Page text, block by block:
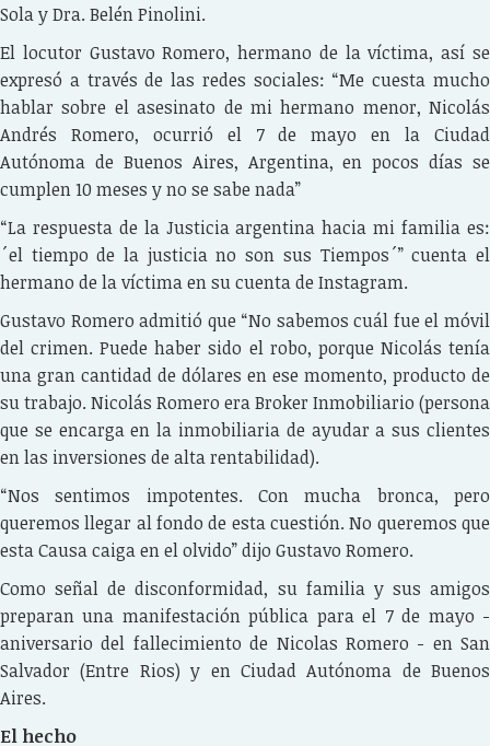
Sola y Dra. Belén Pinolini.
El locutor Gustavo Romero, hermano de la víctima, así se
expresó a través de las redes sociales: “Me cuesta mucho
hablar sobre el asesinato de mi hermano menor, Nicolás
Andrés Romero, ocurrió el 7 de mayo en la Ciudad
Autónoma de Buenos Aires, Argentina, en pocos días se
cumplen 10 meses y no se sabe nada”
“La respuesta de la Justicia argentina hacia mi familia es:
´el tiempo de la justicia no son sus Tiempos´” cuenta el
hermano de la víctima en su cuenta de Instagram.
Gustavo Romero admitió que “No sabemos cuál fue el móvil
del crimen. Puede haber sido el robo, porque Nicolás tenía
una gran cantidad de dólares en ese momento, producto de
su trabajo. Nicolás Romero era Broker Inmobiliario (persona
que se encarga en la inmobiliaria de ayudar a sus clientes
en las inversiones de alta rentabilidad).
“Nos sentimos impotentes. Con mucha bronca, pero
queremos llegar al fondo de esta cuestión. No queremos que
esta Causa caiga en el olvido” dijo Gustavo Romero.
Como señal de disconformidad, su familia y sus amigos
preparan una manifestación pública para el 7 de mayo -
aniversario del fallecimiento de Nicolas Romero - en San
Salvador (Entre Rios) y en Ciudad Autónoma de Buenos
Aires.
El hecho